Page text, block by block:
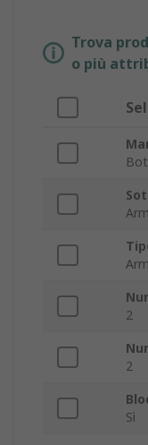
Trova
o più
2
2
Sì